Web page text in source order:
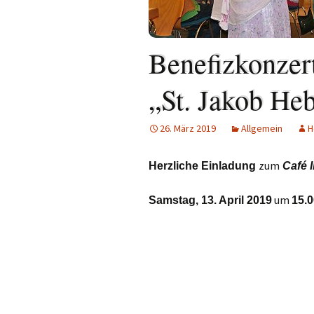
Links
Oekum.
PGR-Wahl 2019
Prävention im
„St. Jakob
26. März 2019 Allgemein
Herzliche Einladung zum Café
Samstag, 13. April 2019um